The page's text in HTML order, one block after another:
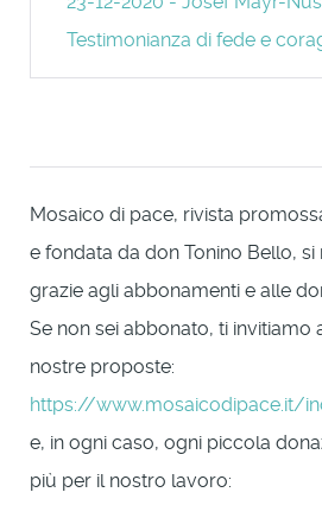
Testimonianza di fede e
Mosaico di pace, rivista
e fondata da don Tonino Bello, si
grazie agli abbonamenti e alle
Se non sei abbonato, ti invitiamo
nostre proposte:
https://www.mosaicodipace.it/
e, in ogni caso, ogni piccola
più per il nostro lavoro: